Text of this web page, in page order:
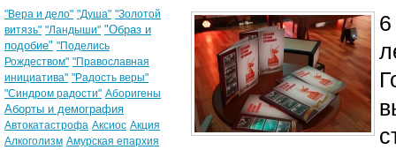
"Вера и дело" "Душа" "Золотой
витязь" "Ландыши" "Образ и
подобие" "Поделись
Рождеством" "Православная
инициатива" "Радость веры"
"Синдром радости" Аборигены
Аборты и демография
Автокатастрофа Аксиос Акция
Алкоголизм Амурская епархия